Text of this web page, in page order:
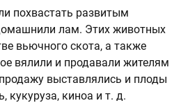
похвастать развитым
лам. Этих животных
вьючного скота, а также
вялили и продавали жителям
выставлялись и плоды
кукуруза, киноа и т. д.